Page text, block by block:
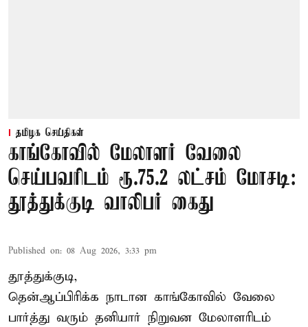
தமிழக செய்திகள்
காங்கோவில் மேலாளர் வேலை
செய்பவரிடம் ரூ.75.2 லட்சம் மோசடி:
தூத்துக்குடி வாலிபர் கைது
Published on: 08 Aug 2026, 3:33 pm
தூத்துக்குடி,
தென்ஆப்பிரிக்க நாடான காங்கோவில் வேலை
பார்த்து வரும் தனியார் நிறுவன மேலாளரிடம்